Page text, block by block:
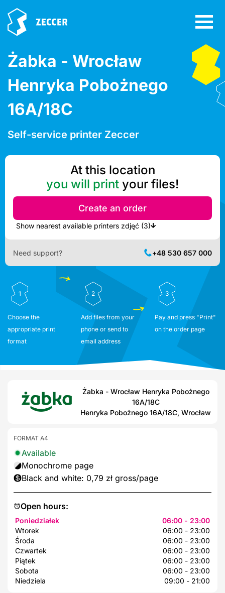
Żabka - Wrocław
Henryka Pobożnego
16A/18C
Self-service printer Zeccer
At this location
you will print your files!
Create an order
Show nearest available printers zdjęć (3)
Need support? +48 530 657 000
1
Choose the
appropriate print
format
2
Add files from your
phone or send to
email address
3
Pay and press "Print"
on the order page
Żabka - Wrocław Henryka Pobożnego
16A/18C
Henryka Pobożnego 16A/18C, Wrocław
Open hours:
Poniedziałek
06:00 - 23:00
Wtorek
06:00 - 23:00
Środa
06:00 - 23:00
Czwartek
06:00 - 23:00
Piątek
06:00 - 23:00
Sobota
06:00 - 23:00
Niedziela
09:00 - 21:00
FORMAT A4
Available
Monochrome page
Black and white: 0,79 zł gross/page